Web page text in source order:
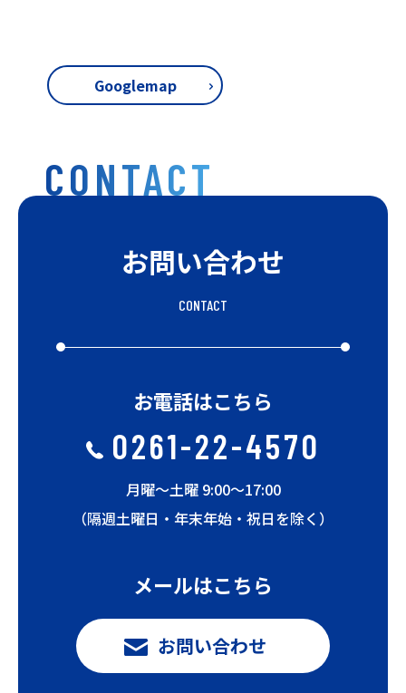
Googlemap
CONTACT
お問い合わせ
CONTACT
お電話はこちら
0261-22-4570
月曜〜土曜 9:00〜17:00
（隔週土曜日・年末年始・祝日を除く）
メールはこちら
お問い合わせ